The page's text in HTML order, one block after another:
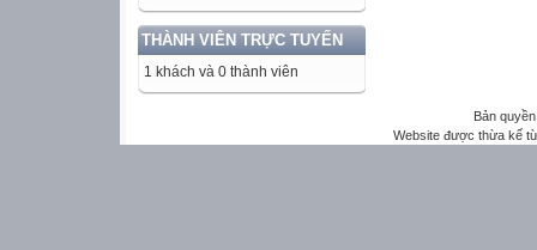
THÀNH VIÊN TRỰC TUYẾN
1 khách và 0 thành viên
Bản
Website được thừa kế